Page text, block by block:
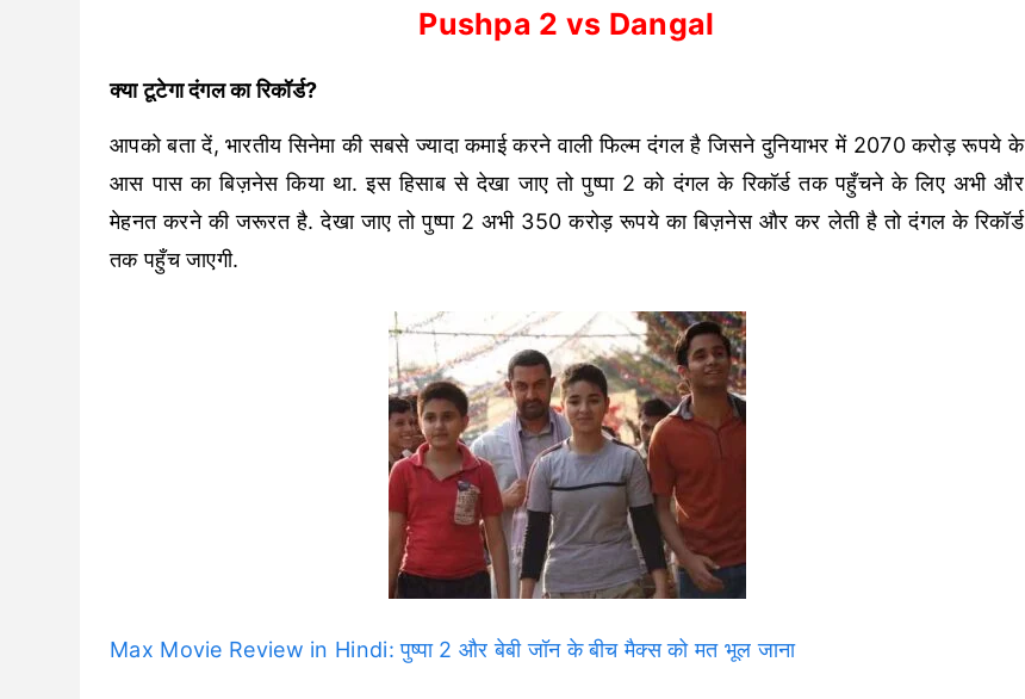
Pushpa 2 vs Dangal
क्या टूटेगा दंगल का रिकॉर्ड?
आपको बता दें, भारतीय सिनेमा की सबसे ज्यादा कमाई करने वाली फिल्म दंगल है जिसने दुनियाभर में 2070 करोड़ रूपये के
आस पास का बिज़नेस किया था. इस हिसाब से देखा जाए तो पुष्पा 2 को दंगल के रिकॉर्ड तक पहुँचने के लिए अभी और
मेहनत करने की जरूरत है. देखा जाए तो पुष्पा 2 अभी 350 करोड़ रूपये का बिज़नेस और कर लेती है तो दंगल के रिकॉर्ड
तक पहुँच जाएगी.
Max Movie Review in Hindi: पुष्पा 2 और बेबी जॉन के बीच मैक्स को मत भूल जाना